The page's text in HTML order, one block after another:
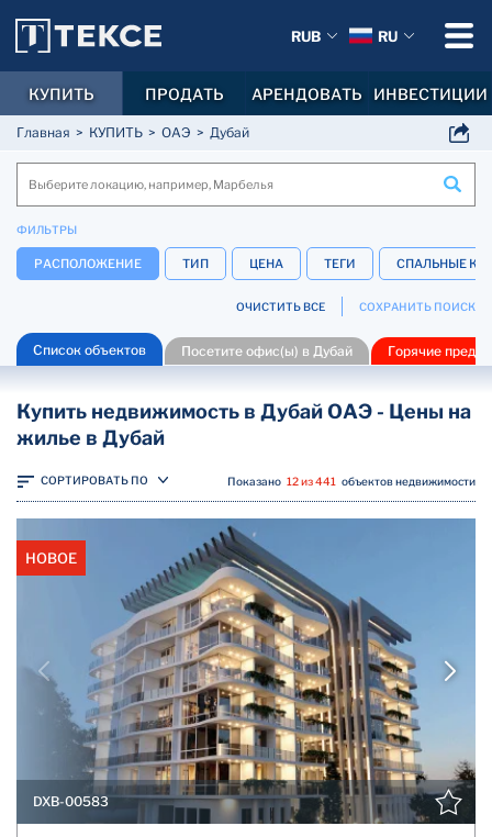
Главная КУПИТЬ ОАЭ Дубай
ФИЛЬТРЫ
РАСПОЛОЖЕНИЕ ТИП ЦЕНА ТЕГИ СПАЛЬНЫЕ
ОЧИСТИТЬ ВСЕ СОХРАНИТЬ ПОИСК
Список объектов Посетите офис(ы) в Дубай Горячие
Купить недвижимость в Дубай ОАЭ - Цены на
жилье в Дубай
СОРТИРОВАТЬ ПО Показано 12 из 441 объектов недвижимости
НОВОЕ
DXB-00583
RUB RU
КУПИТЬ ПРОДАТЬ АРЕНДОВАТЬ ИНВЕСТИЦИИ